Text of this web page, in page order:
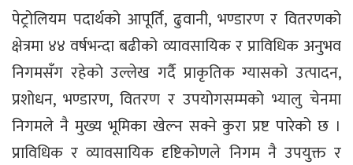
पेट्रोलियम पदार्थको आपूर्ति, ढुवानी, भण्डारण र वितरणको
क्षेत्रमा ४४ वर्षभन्दा बढीको व्यावसायिक र प्राविधिक अनुभव
निगमसँग रहेको उल्लेख गर्दै प्राकृतिक ग्यासको उत्पादन,
प्रशोधन, भण्डारण, वितरण र उपयोगसम्मको भ्यालु चेनमा
निगमले नै मुख्य भूमिका खेल्न सक्ने कुरा प्रष्ट पारेको छ ।
प्राविधिक र व्यावसायिक दृष्टिकोणले निगम नै उपयुक्त र